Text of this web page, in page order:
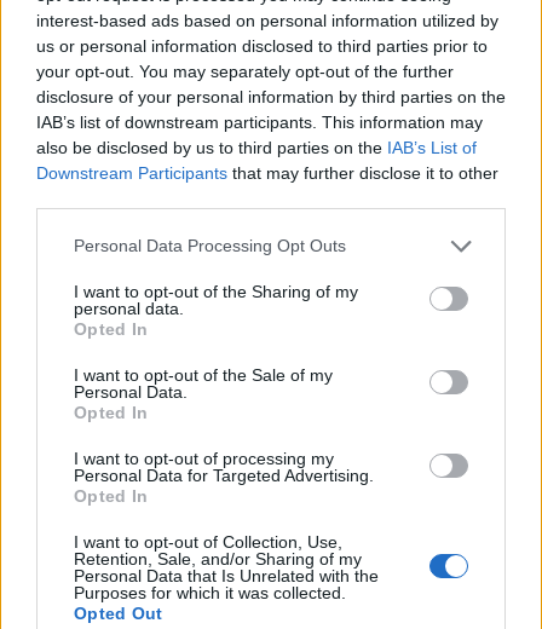
interest-based ads based on personal information utilized by
us or personal information disclosed to third parties prior to
your opt-out. You may separately opt-out of the further
disclosure of your personal information by third parties on the
IAB’s list of downstream participants. This information may
also be disclosed by us to third parties on the IAB’s List of
Downstream Participants that may further disclose it to other
Personal Data Processing Opt Outs
I want to opt-out of the Sharing of my
personal data.
Opted In
I want to opt-out of the Sale of my
Personal Data.
Opted In
I want to opt-out of processing my
Personal Data for Targeted Advertising.
Opted In
I want to opt-out of Collection, Use,
Retention, Sale, and/or Sharing of my
Personal Data that Is Unrelated with the
Purposes for which it was collected.
Opted Out
ANONNS: